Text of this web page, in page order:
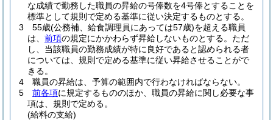
な成績で勤務した職員の昇給の号俸数を4号俸とすることを
標準として規則で定める基準に従い決定するものとする。
3
55歳(公務補、給食調理員にあっては57歳)を超える職員
は、 前項の規定にかかわらず昇給しないものとする。 ただ
し、当該職員の勤務成績が特に良好であると認められる者
については、規則で定める基準に従い昇給させることがで
きる。
4
職員の昇給は、予算の範囲内で行わなければならない。
5
前各項に規定するもののほか、職員の昇給に関し必要な事
項は、規則で定める。
(給料の支給)